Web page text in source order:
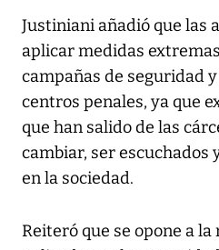
Justiniani añadió que las
aplicar medidas
campañas de seguridad
centros penales, ya que
que han salido de las
cambiar, ser escuchados
en la sociedad.
Reiteró que se opone a